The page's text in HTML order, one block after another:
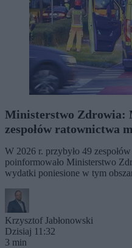
Ministerstwo Zdrowia:
zespołów ratownictwa
W 2026 r. przybyło 49
poinformowało Ministerstwo
wydatki poniesione w tym
Krzysztof Jabłonowski
Dzisiaj 11:32
3 min